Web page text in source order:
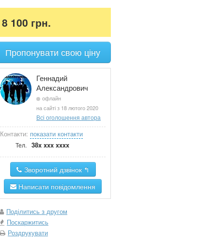
8 100 грн.
Пропонувати свою ціну
Геннадий
Александрович
офлайн
на сайті з 18 лютого 2020
Всі оголошення автора
Контакти: показати контакти
Тел. 38x xxx xxxx
Зворотний дзвінок ↰
Написати повідомлення
Поділитись з другом
Поскаржитись
Роздрукувати